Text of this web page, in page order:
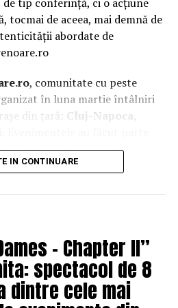
tocmai de aceea, mai demnă de
abordate de
, comunitate cu peste
în luna martie întâlniri
din țară:
Cluj-Napoca,
„Aleg să fiu vizibilă„, o
de fotografie de brand
și cu afacerea ta, în spațiul
foto au fost susținute de doi
Valentina Mihalache
(DA Studio). Valentina a venit
în spate și o tranziție
IN CONTINUARE
– Chapter II”
spectacol de 8
dintre cele mai